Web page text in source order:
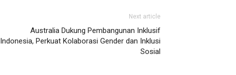
Next article
Australia Dukung Pembangunan Inklusif
Indonesia, Perkuat Kolaborasi Gender dan Inklusi
Sosial